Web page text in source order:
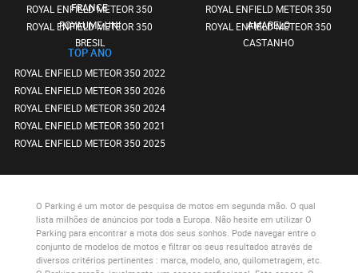
FRANCE
ROYAL ENFIELD METEOR 350
ROYAUME-UNI
ROYAL ENFIELD METEOR 350
BRESIL
TOP ANO
ROYAL ENFIELD METEOR 350 2022
ROYAL ENFIELD METEOR 350 2026
ROYAL ENFIELD METEOR 350 2024
ROYAL ENFIELD METEOR 350 2021
ROYAL ENFIELD METEOR 350 2025
ROYAL ENFIELD METEOR 350
AMARELO
ROYAL ENFIELD METEOR 350
CASTANHO
O Parkingé um motor de pesquisa de motos em segunda mão. O qual
lista milhões de anúncios por toda a Europa. Não hesite em utilizar O
Parkingpara encontrar a mota dos seus sonhos. Pode navegar entre o
conjunto de modelos de motos e filtrar os seus resultados através de
diversos critérios pertinentes : marca, modelo, ano, quilometragem, etc.